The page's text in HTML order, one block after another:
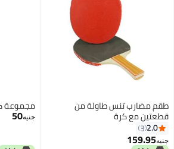
طقم مضارب تنس طاولة من
قطعتين مع كرة
2.0
3
جنيه159.95
مجموعة
جنيه50